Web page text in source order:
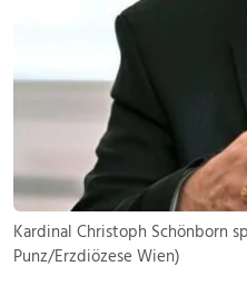
Kardinal Christoph Schönborn
Punz/Erzdiözese Wien)